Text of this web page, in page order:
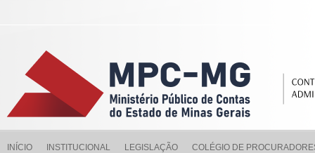
INÍCIO INSTITUCIONAL LEGISLAÇÃO COLÉGIO DE